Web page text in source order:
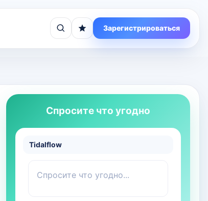
Зарегистрироваться
Спросите что угодно
Tidalflow
Спросите что угодно...